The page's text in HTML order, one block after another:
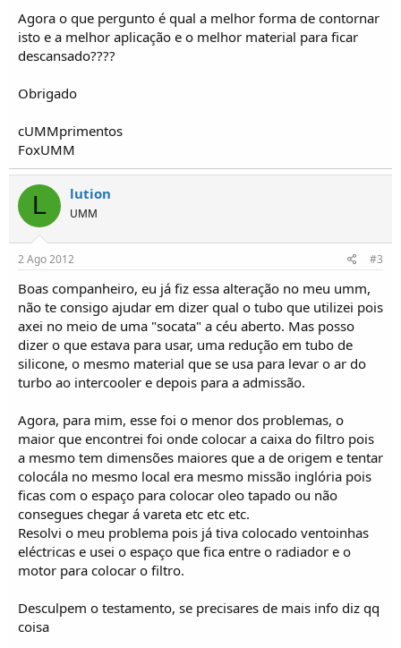
Agora o que pergunto é qual a melhor forma de contornar
isto e a melhor aplicação e o melhor material para ficar
descansado????
Obrigado
cUMMprimentos
FoxUMM
L lution
UMM
2 Ago 2012 #3
Boas companheiro, eu já fiz essa alteração no meu umm,
não te consigo ajudar em dizer qual o tubo que utilizei pois
axei no meio de uma "socata" a céu aberto. Mas posso
dizer o que estava para usar, uma redução em tubo de
silicone, o mesmo material que se usa para levar o ar do
turbo ao intercooler e depois para a admissão.
Agora, para mim, esse foi o menor dos problemas, o
maior que encontrei foi onde colocar a caixa do filtro pois
a mesmo tem dimensões maiores que a de origem e tentar
colocála no mesmo local era mesmo missão inglória pois
ficas com o espaço para colocar oleo tapado ou não
consegues chegar á vareta etc etc etc.
Resolvi o meu problema pois já tiva colocado ventoinhas
eléctricas e usei o espaço que fica entre o radiador e o
motor para colocar o filtro.
Desculpem o testamento, se precisares de mais info diz qq
coisa